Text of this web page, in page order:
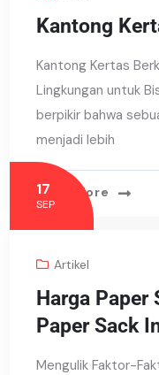
Kantong
Kantong Kertas
Lingkungan untuk
berpikir bahwa
menjadi lebih
Read More
17
SEP
Artikel
Harga Paper
Paper Sack
Mengulik Faktor-